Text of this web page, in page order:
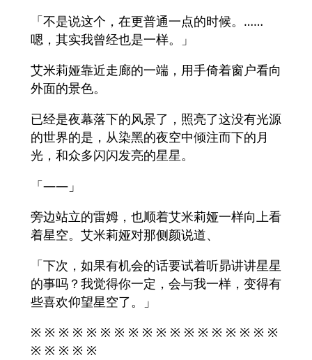
「不是说这个，在更普通一点的时候。……
嗯，其实我曾经也是一样。」
艾米莉娅靠近走廊的一端，用手倚着窗户看向
外面的景色。
已经是夜幕落下的风景了，照亮了这没有光源
的世界的是，从染黑的夜空中倾注而下的月
光，和众多闪闪发亮的星星。
「——」
旁边站立的雷姆，也顺着艾米莉娅一样向上看
着星空。艾米莉娅对那侧颜说道、
「下次，如果有机会的话要试着听昴讲讲星星
的事吗？我觉得你一定，会与我一样，变得有
些喜欢仰望星空了。」
※ ※ ※ ※ ※ ※ ※ ※ ※ ※ ※ ※ ※ ※ ※ ※ ※ ※
※ ※ ※ ※ ※